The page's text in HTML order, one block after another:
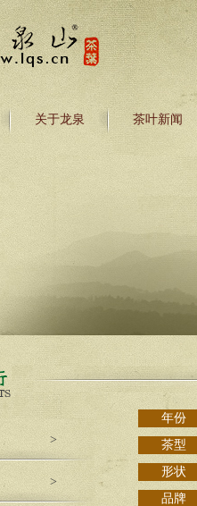
关于龙泉 茶叶新闻
>
>
年份
茶型
形状
品牌